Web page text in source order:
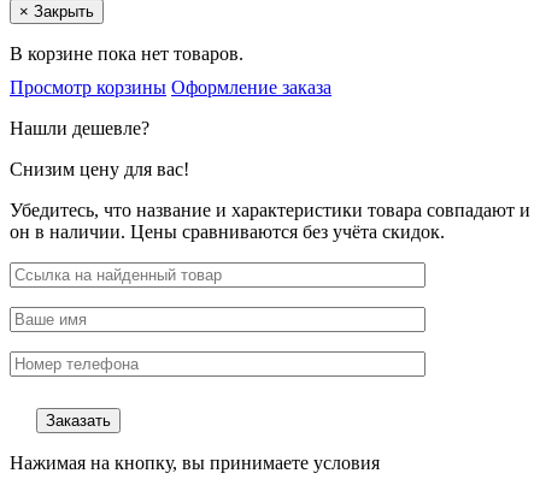
× Закрыть
В корзине пока нет товаров.
Просмотр корзины Оформление заказа
Нашли дешевле?
Снизим цену для вас!
Убедитесь, что название и характеристики товара совпадают и
он в наличии. Цены сравниваются без учёта скидок.
Нажимая на кнопку, вы принимаете условия